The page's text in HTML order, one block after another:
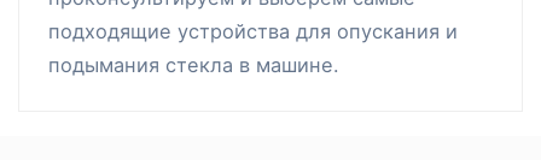
подходящие устройства для опускания и
подымания стекла в машине.